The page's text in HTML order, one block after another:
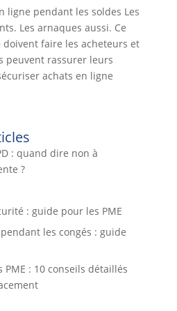
ligne pendant les soldes Les
Les arnaques aussi. Ce
faire les acheteurs et
peuvent rassurer leurs
achats en ligne
: quand dire non à
?
: guide pour les PME
les congés : guide
: 10 conseils détaillés